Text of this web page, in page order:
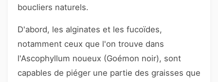
boucliers naturels.
D'abord, les alginates et les fucoïdes,
notamment ceux que l'on trouve dans
l'Ascophyllum noueux (Goémon noir), sont
capables de piéger une partie des graisses que